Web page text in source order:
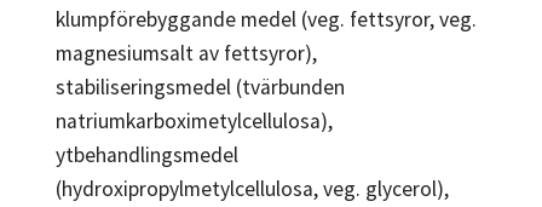
klumpförebyggande medel (veg. fettsyror, veg.
magnesiumsalt av fettsyror),
stabiliseringsmedel (tvärbunden
natriumkarboximetylcellulosa),
ytbehandlingsmedel
(hydroxipropylmetylcellulosa, veg. glycerol),